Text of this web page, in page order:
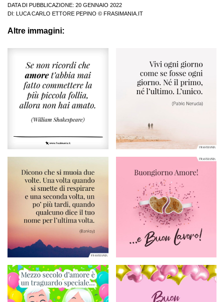
DATA DI PUBBLICAZIONE: 20 GENNAIO 2022
DI:
LUCA CARLO ETTORE PEPINO © FRASIMANIA.IT
Altre immagini: